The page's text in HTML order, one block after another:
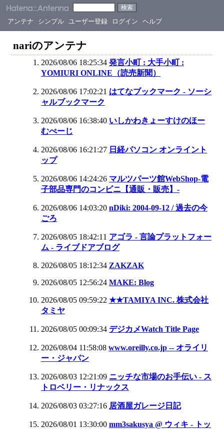
アンテナ シンプル ユーザー登録 ログイン ヘルプ
nariのアンテナ
2026/08/06 18:25:34 発言小町 : 大手小町 :
YOMIURI ONLINE（読売新聞）
2026/08/06 17:02:21 はてなブックマーク - ソーシ
ャルブックマーク
2026/08/06 16:38:40 いしかわきょーすけのほー
むぺーじ
2026/08/06 16:21:27 日経パソコン オンライント
ップ
2026/08/06 14:24:26 マルツパーツ館WebShop-電
子部品専門のコンビニ【通販・販売】-
2026/08/06 14:03:20 nDiki: 2004-09-12 / 過去の今
ごろ
2026/08/05 18:42:11 アゴラ - 言論プラットフォー
ム - ライブドアブログ
2026/08/05 18:12:34 ZAKZAK
2026/08/05 12:56:24 MAKE: Blog
2026/08/05 09:59:22 ★★TAMIYA INC. 株式会社
タミヤ
2026/08/05 00:09:34 デジカメWatch Title Page
2026/08/04 11:58:08 www.oreilly.co.jp -- オライリ
ー・ジャパン
2026/08/03 12:21:09 ニッチな市場のお手伝い - ス
トロベリー・リナックス
2026/08/03 03:27:16 居酒屋ガレージ日記
2026/08/01 13:30:00 mm3sakusya @ ウィキ - トッ